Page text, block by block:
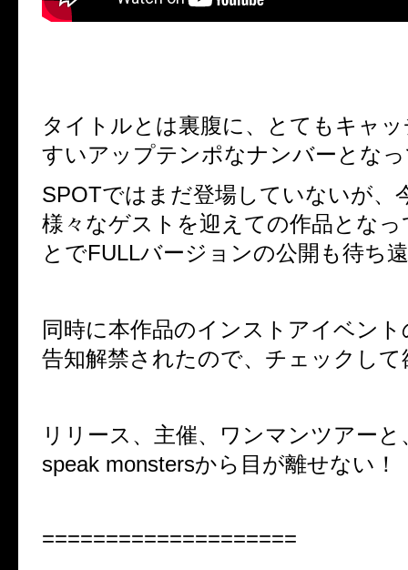
タイトルとは裏腹に、とてもキャ
すいアップテンポなナンバーとな
SPOTではまだ登場していないが、
様々なゲストを迎えての作品とな
とでFULLバージョンの公開も待ち
同時に本作品のインストアイベン
告知解禁されたので、チェックして
リリース、主催、ワンマンツアーと
speak monstersから目が離せない！
====================